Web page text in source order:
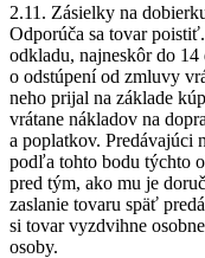
2.11. Zásielky na
Odporúča sa tovar
odkladu, najneskôr do 14
o odstúpení od zmluvy
neho prijal na základe
vrátane nákladov na
a poplatkov.
podľa tohto bodu týchto
pred tým, ako mu je
zaslanie tovaru späť
si tovar vyzdvihne
osoby.